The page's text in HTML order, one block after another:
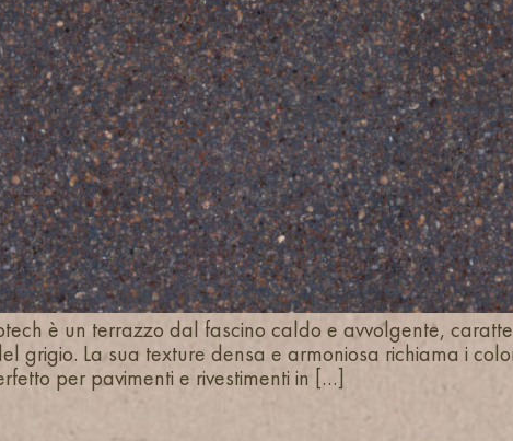
è un terrazzo dal fascino caldo e avvolgente,
grigio. La sua texture densa e armoniosa richiama i
per pavimenti e rivestimenti in […]